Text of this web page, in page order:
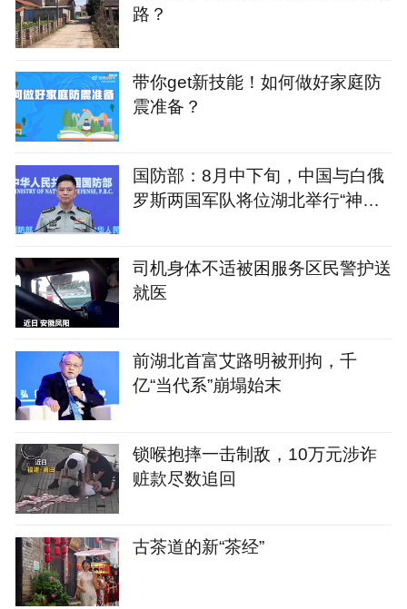
路？
带你get新技能！如何做好家庭防
震准备？
国防部：8月中下旬，中国与白俄
罗斯两国军队将位湖北举行“神鹰-
司机身体不适被困服务区民警护送
就医
前湖北首富艾路明被刑拘，千
亿“当代系”崩塌始末
锁喉抱摔一击制敌，10万元涉诈
赃款尽数追回
古茶道的新“茶经”